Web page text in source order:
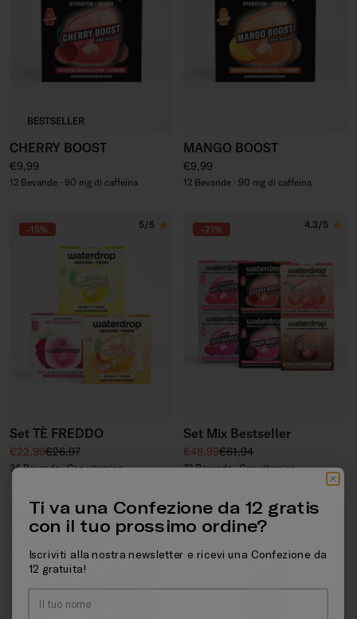
BESTSELLER
CHERRY BOOST
Prezzo regolare
€9,99
12 Bevande · 90 mg di caffeina
MANGO BOOST
Prezzo regolare
€9,99
12 Bevande · 90 mg di caffeina
-15% 5/5
Set TÈ FREDDO
Prezzo di vendita
€22,99Prezzo regolare
€26,97
36 Bevande · Con vitamine
-21% 4.3/5
Set Mix Bestseller
Prezzo di vendita
€48,99Prezzo regolare
€61,94
72 Bevande · Con vitamine
-17% 4.9/5 4.7/5
Ti va una Confezione da 12 gratis
con il tuo prossimo ordine?
Iscriviti alla nostra newsletter e ricevi una Confezione da
12 gratuita!